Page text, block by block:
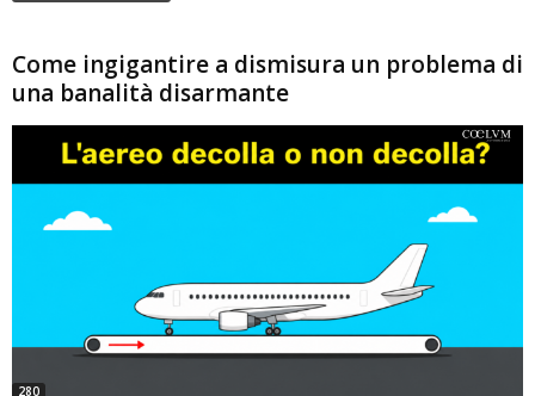
Come ingigantire a dismisura un problema di
una banalità disarmante
280